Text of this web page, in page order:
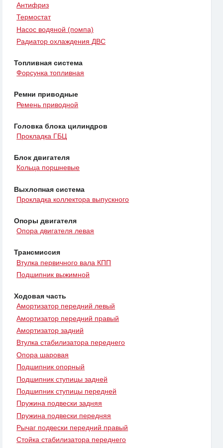
Антифриз
Термостат
Насос водяной (помпа)
Радиатор охлаждения ДВС
Топливная система
Форсунка топливная
Ремни приводные
Ремень приводной
Головка блока цилиндров
Прокладка ГБЦ
Блок двигателя
Кольца поршневые
Выхлопная система
Прокладка коллектора выпускного
Опоры двигателя
Опора двигателя левая
Трансмиссия
Втулка первичного вала КПП
Подшипник выжимной
Ходовая часть
Амортизатор передний левый
Амортизатор передний правый
Амортизатор задний
Втулка стабилизатора переднего
Опора шаровая
Подшипник опорный
Подшипник ступицы задней
Подшипник ступицы передней
Пружина подвески задняя
Пружина подвески передняя
Рычаг подвески передний правый
Стойка стабилизатора переднего